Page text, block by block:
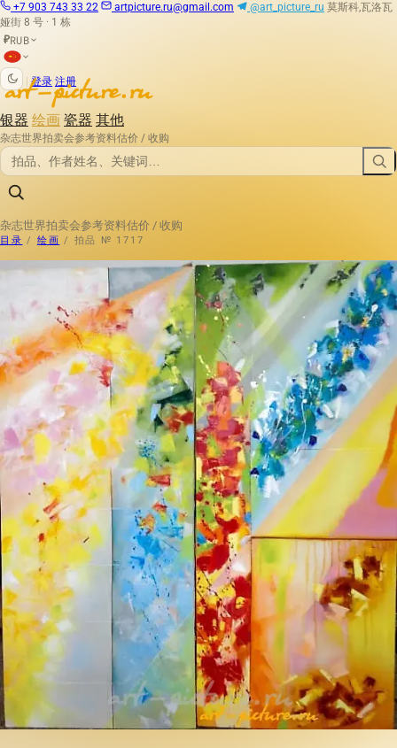
+7 903 743 33 22 artpicture.ru@gmail.com @art_picture_ru 莫斯科,瓦洛瓦
娅街 8 号 · 1 栋
₽RUB
登录 注册
银器 绘画 瓷器 其他
杂志世界拍卖会参考资料估价 / 收购
杂志世界拍卖会参考资料估价 / 收购
目录 / 绘画 / 拍品 № 1717